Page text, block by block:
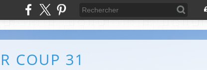
COUP 31